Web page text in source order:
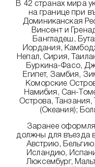
В 42 странах мира
на границе при
Доминиканская
Винсент и
Бангладеш,
Иордания,
Непал, Сирия,
Буркина-Фасо,
Египет, Замбия,
Коморские
Намибия, Сан-
Острова, Танзания,
(Океания);
Заранее
должны для въезда
Австрию,
Исландию,
Люксембург,